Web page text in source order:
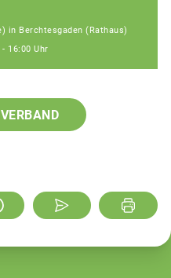
in Berchtesgaden (Rathaus)
16:00 Uhr